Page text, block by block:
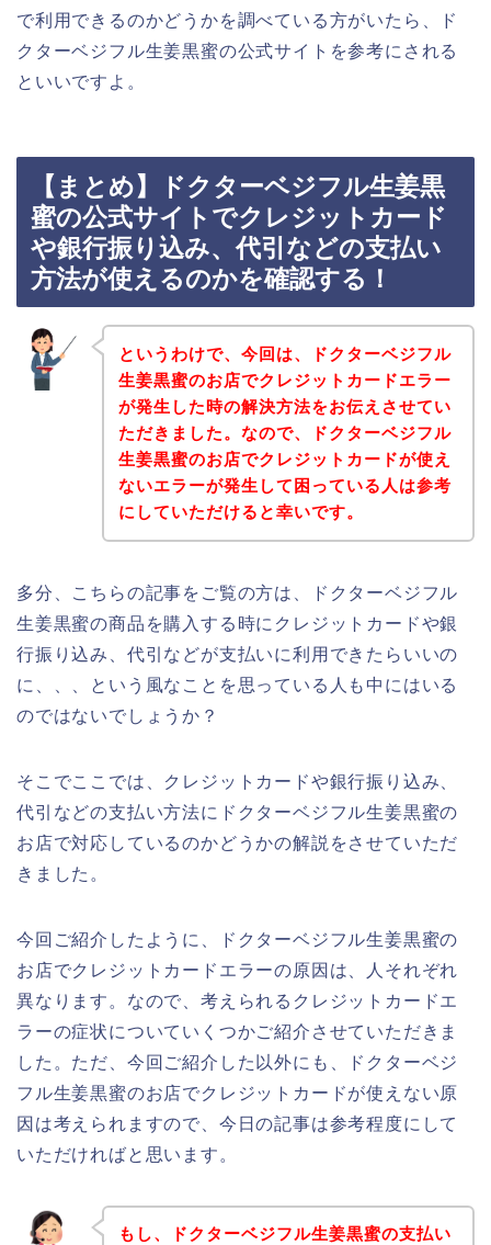
で利用できるのかどうかを調べている方がいたら、ド
クターベジフル生姜黒蜜の公式サイトを参考にされる
といいですよ。
【まとめ】ドクターベジフル生姜黒
蜜の公式サイトでクレジットカード
や銀行振り込み、代引などの支払い
方法が使えるのかを確認する！
というわけで、今回は、ドクターベジフル
生姜黒蜜のお店でクレジットカードエラー
が発生した時の解決方法をお伝えさせてい
ただきました。なので、ドクターベジフル
生姜黒蜜のお店でクレジットカードが使え
ないエラーが発生して困っている人は参考
にしていただけると幸いです。
多分、こちらの記事をご覧の方は、ドクターベジフル
生姜黒蜜の商品を購入する時にクレジットカードや銀
行振り込み、代引などが支払いに利用できたらいいの
に、、、という風なことを思っている人も中にはいる
のではないでしょうか？
そこでここでは、クレジットカードや銀行振り込み、
代引などの支払い方法にドクターベジフル生姜黒蜜の
お店で対応しているのかどうかの解説をさせていただ
きました。
今回ご紹介したように、ドクターベジフル生姜黒蜜の
お店でクレジットカードエラーの原因は、人それぞれ
異なります。なので、考えられるクレジットカードエ
ラーの症状についていくつかご紹介させていただきま
した。ただ、今回ご紹介した以外にも、ドクターベジ
フル生姜黒蜜のお店でクレジットカードが使えない原
因は考えられますので、今日の記事は参考程度にして
いただければと思います。
もし、ドクターベジフル生姜黒蜜の支払い